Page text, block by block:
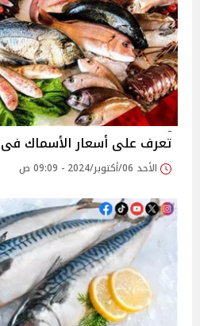
تعرف على أسعار الأسماك فى
الأحد 06/أكتوبر/2024 - 09:09 ص